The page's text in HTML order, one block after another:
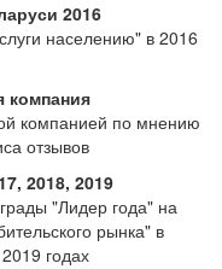
2016
населению" в 2016
компания
компанией по мнению
отзывов
2018, 2019
"Лидер года" на
рынка" в
годах